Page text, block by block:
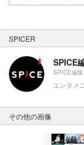
SPICER
SPICE
SPICE編
エンタメ
その他の画像